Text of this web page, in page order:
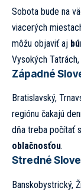
Sobota bude na
viacerých
môžu objaviť aj
Vysokých
Západné
Bratislavský,
regiónu čakajú
dňa treba počítať s
oblačnosťou.
Stredné
Banskobystrický,